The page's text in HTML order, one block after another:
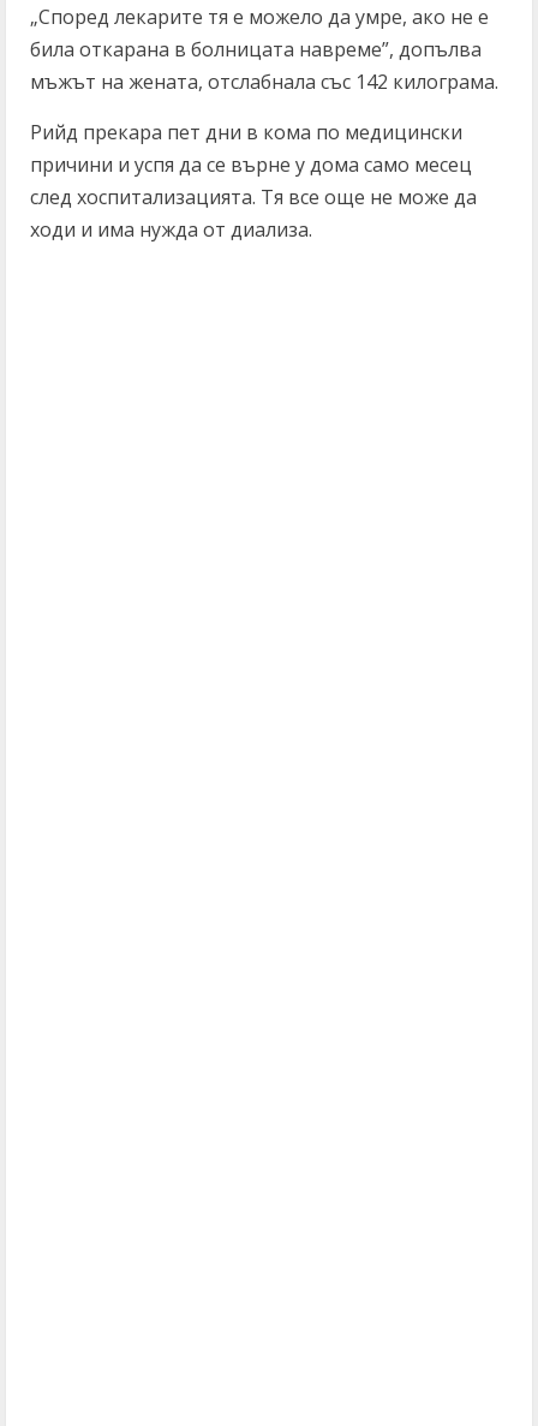
„Според лекарите тя е можело да умре, ако не е
била откарана в болницата навреме”, допълва
мъжът на жената, отслабнала със 142 килограма.
Рийд прекара пет дни в кома по медицински
причини и успя да се върне у дома само месец
след хоспитализацията. Тя все още не може да
ходи и има нужда от диализа.